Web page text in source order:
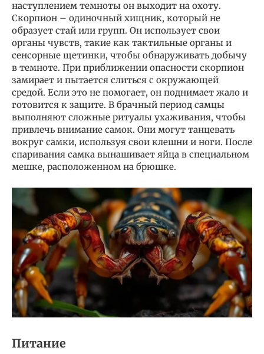
наступлением темноты он выходит на охоту.
Скорпион – одиночный хищник, который не
образует стай или групп. Он использует свои
органы чувств, такие как тактильные органы и
сенсорные щетинки, чтобы обнаруживать добычу
в темноте. При приближении опасности скорпион
замирает и пытается слиться с окружающей
средой. Если это не помогает, он поднимает жало и
готовится к защите. В брачный период самцы
выполняют сложные ритуалы ухаживания, чтобы
привлечь внимание самок. Они могут танцевать
вокруг самки, используя свои клешни и ноги. После
спаривания самка вынашивает яйца в специальном
мешке, расположенном на брюшке.
Питание